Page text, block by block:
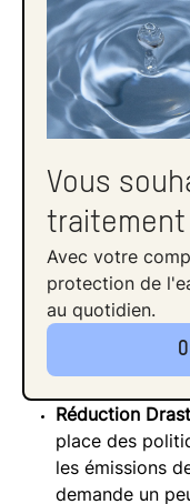
Vous
traitement
Avec votre
protection de
au quotidien.
Réduction
place des
les émissions
demande un